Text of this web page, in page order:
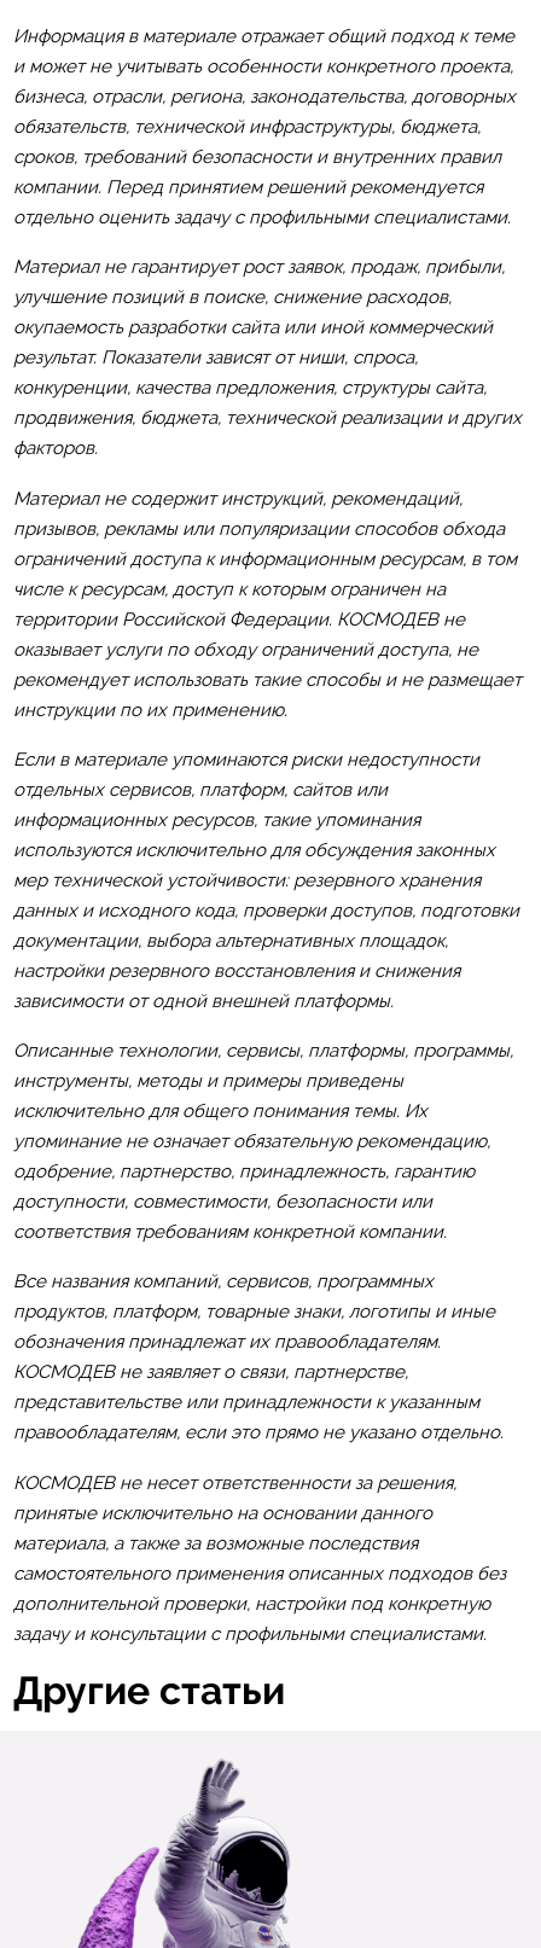
Информация в материале отражает общий подход к теме
и может не учитывать особенности конкретного проекта,
бизнеса, отрасли, региона, законодательства, договорных
обязательств, технической инфраструктуры, бюджета,
сроков, требований безопасности и внутренних правил
компании. Перед принятием решений рекомендуется
отдельно оценить задачу с профильными специалистами.
Материал не гарантирует рост заявок, продаж, прибыли,
улучшение позиций в поиске, снижение расходов,
окупаемость разработки сайта или иной коммерческий
результат. Показатели зависят от ниши, спроса,
конкуренции, качества предложения, структуры сайта,
продвижения, бюджета, технической реализации и других
факторов.
Материал не содержит инструкций, рекомендаций,
призывов, рекламы или популяризации способов обхода
ограничений доступа к информационным ресурсам, в том
числе к ресурсам, доступ к которым ограничен на
территории Российской Федерации. КОСМОДЕВ не
оказывает услуги по обходу ограничений доступа, не
рекомендует использовать такие способы и не размещает
инструкции по их применению.
Если в материале упоминаются риски недоступности
отдельных сервисов, платформ, сайтов или
информационных ресурсов, такие упоминания
используются исключительно для обсуждения законных
мер технической устойчивости: резервного хранения
данных и исходного кода, проверки доступов, подготовки
документации, выбора альтернативных площадок,
настройки резервного восстановления и снижения
зависимости от одной внешней платформы.
Описанные технологии, сервисы, платформы, программы,
инструменты, методы и примеры приведены
исключительно для общего понимания темы. Их
упоминание не означает обязательную рекомендацию,
одобрение, партнерство, принадлежность, гарантию
доступности, совместимости, безопасности или
соответствия требованиям конкретной компании.
Все названия компаний, сервисов, программных
продуктов, платформ, товарные знаки, логотипы и иные
обозначения принадлежат их правообладателям.
КОСМОДЕВ не заявляет о связи, партнерстве,
представительстве или принадлежности к указанным
правообладателям, если это прямо не указано отдельно.
КОСМОДЕВ не несет ответственности за решения,
принятые исключительно на основании данного
материала, а также за возможные последствия
самостоятельного применения описанных подходов без
дополнительной проверки, настройки под конкретную
задачу и консультации с профильными специалистами.
Другие статьи